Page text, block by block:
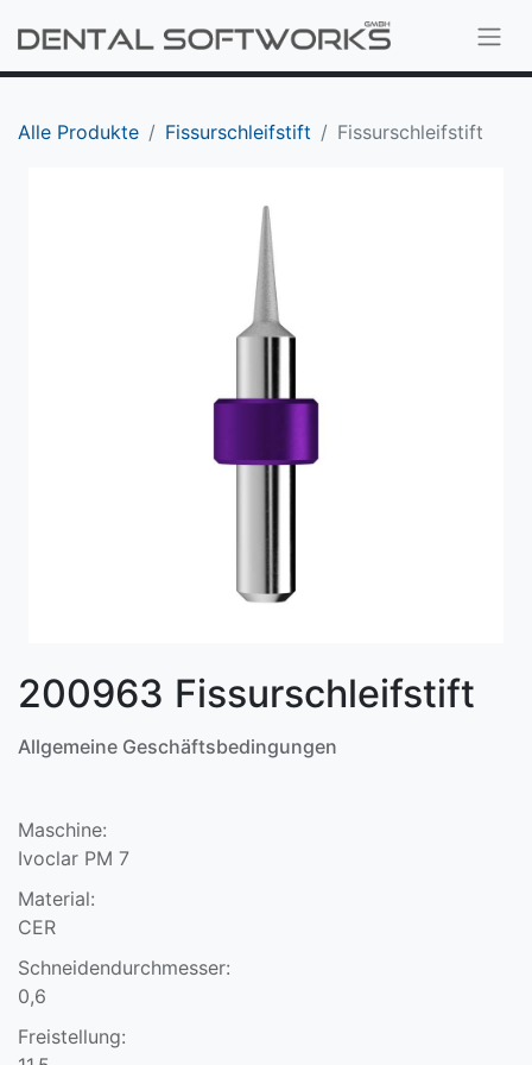
Alle Produkte Fissurschleifstift Fissurschleifstift
200963 Fissurschleifstift
Allgemeine Geschäftsbedingungen
Maschine:
Ivoclar PM 7
Material:
CER
Schneidendurchmesser:
0,6
Freistellung: